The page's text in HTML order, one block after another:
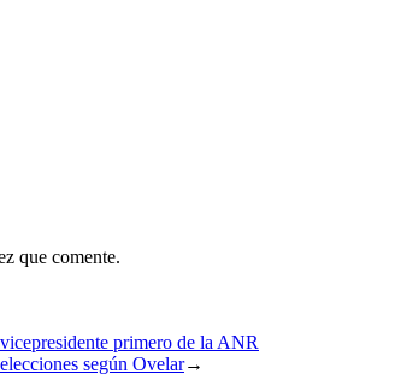
que comente.
primero de la ANR
según Ovelar→